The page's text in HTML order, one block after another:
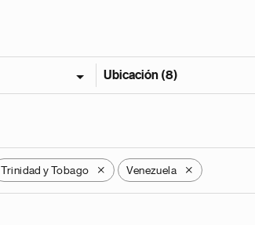
Ubicación (8)
Trinidad y Tobago X Venezuela X